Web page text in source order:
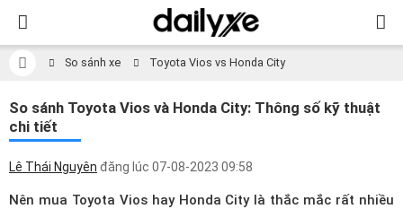
So sánh xe Toyota Vios vs Honda City
So sánh Toyota Vios và Honda City: Thông số kỹ thuật
chi tiết
Lê Thái Nguyên đăng lúc 07-08-2023 09:58
Nên mua Toyota Vios hay Honda City là thắc mắc rất nhiều